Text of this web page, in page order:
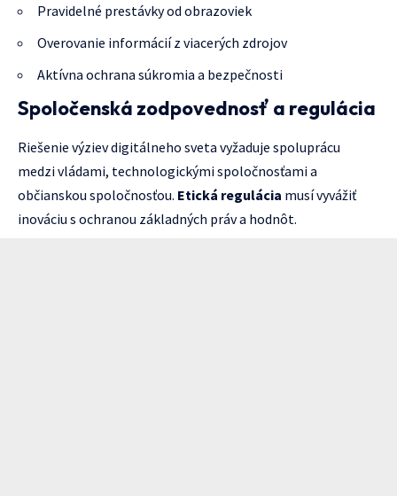
Pravidelné prestávky od obrazoviek
Overovanie informácií z viacerých zdrojov
Aktívna ochrana súkromia a bezpečnosti
Spoločenská zodpovednosť a regulácia
Riešenie výziev digitálneho sveta vyžaduje spoluprácu
medzi vládami, technologickými spoločnosťami a
občianskou spoločnosťou. Etická regulácia musí vyvážiť
inováciu s ochranou základných práv a hodnôt.